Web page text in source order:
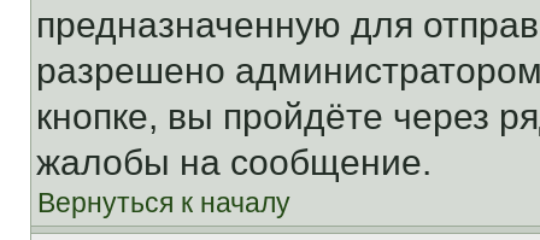
предназначенную для
разрешено
кнопке, вы пройдёте через
жалобы на сообщение.
Вернуться к началу